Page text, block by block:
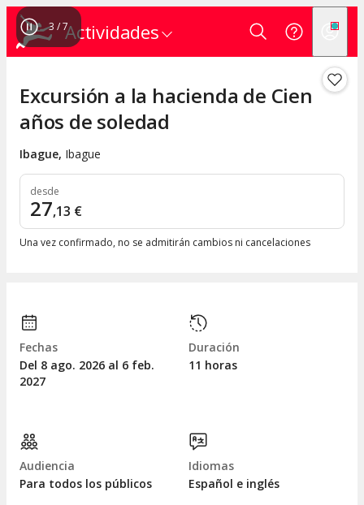
Actividades
3 /7
Excursión a la hacienda de Cien
años de soledad
Ibague, Ibague
desde
27,13 €
Una vez confirmado, no se admitirán cambios ni cancelaciones
Fechas
Del 8 ago. 2026 al 6 feb.
2027
Duración
11 horas
Audiencia
Para todos los públicos
Idiomas
Español e inglés